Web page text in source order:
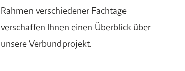
Rahmen verschiedener Fachtage –
verschaffen Ihnen einen Überblick über
unsere Verbundprojekt.